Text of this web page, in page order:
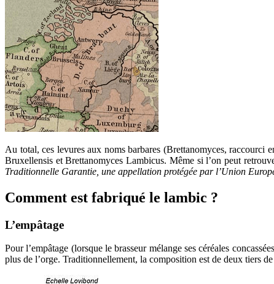
Au total, ces levures aux noms barbares (Brettanomyces,
Bruxellensis et Brettanomyces Lambicus. Même si l’on peut
Traditionnelle Garantie, une appellation protégée par l’Union
Comment est fabriqué le lambic ?
L’empâtage
Pour l’empâtage (lorsque le brasseur mélange ses céréales
plus de l’orge. Traditionnellement, la composition est de deux tiers